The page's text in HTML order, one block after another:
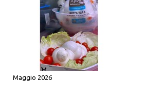
Maggio 2026